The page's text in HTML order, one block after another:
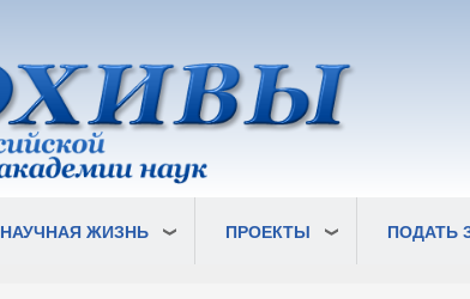
НАУЧНАЯ ЖИЗНЬ ПРОЕКТЫ ПОДАТЬ